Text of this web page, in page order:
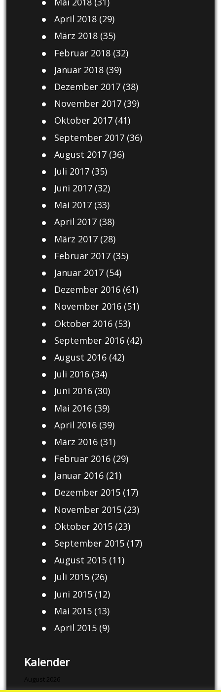
April 2018(29)
März 2018(35)
Februar 2018(32)
Januar 2018(39)
Dezember 2017(38)
November 2017(39)
Oktober 2017(41)
September 2017(36)
August 2017(36)
Juli 2017(35)
Juni 2017(32)
Mai 2017(33)
April 2017(38)
März 2017(28)
Februar 2017(35)
Januar 2017(54)
Dezember 2016(61)
November 2016(51)
Oktober 2016(53)
September 2016(42)
August 2016(42)
Juli 2016(34)
Juni 2016(30)
Mai 2016(39)
April 2016(39)
März 2016(31)
Februar 2016(29)
Januar 2016(21)
Dezember 2015(17)
November 2015(23)
Oktober 2015(23)
September 2015(17)
August 2015(11)
Juli 2015(26)
Juni 2015(12)
Mai 2015(13)
April 2015(9)
Kalender
August 2026